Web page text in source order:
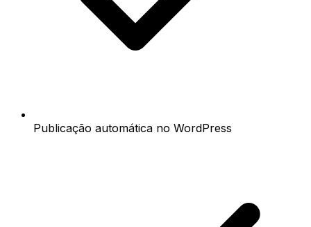
Publicação automática no WordPress